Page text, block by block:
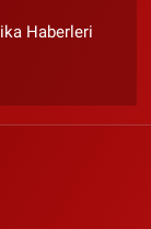
Haberleri